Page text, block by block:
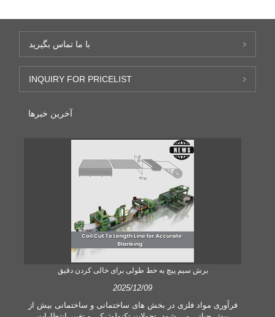
با ما تماس بگیرید
INQUIRY FOR PRICELIST
آخرین خبرها
برش سیم پیچ به خط طولی برای خالی کردن دقیق
2025/12/09
فرآوری مواد فلزی در بخش های ساختمانی و ساختمانی بیش از